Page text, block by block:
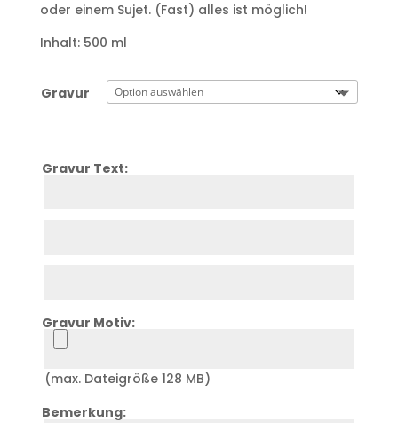
oder einem Sujet. (Fast) alles ist möglich!
Inhalt: 500 ml
Gravur
Gravur Text:
Gravur Motiv:
Upload
(max. Dateigröße 128 MB)
Bemerkung: